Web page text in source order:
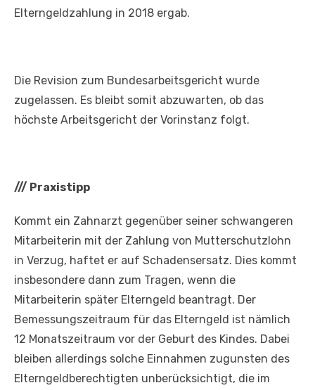
Elterngeldzahlung in 2018 ergab.
Die Revision zum Bundesarbeitsgericht wurde
zugelassen. Es bleibt somit abzuwarten, ob das
höchste Arbeitsgericht der Vorinstanz folgt.
/// Praxistipp
Kommt ein Zahnarzt gegenüber seiner schwangeren
Mitarbeiterin mit der Zahlung von Mutterschutzlohn
in Verzug, haftet er auf Schadensersatz. Dies kommt
insbesondere dann zum Tragen, wenn die
Mitarbeiterin später Elterngeld beantragt. Der
Bemessungszeitraum für das Elterngeld ist nämlich
12 Monatszeitraum vor der Geburt des Kindes. Dabei
bleiben allerdings solche Einnahmen zugunsten des
Elterngeldberechtigten unberücksichtigt, die im